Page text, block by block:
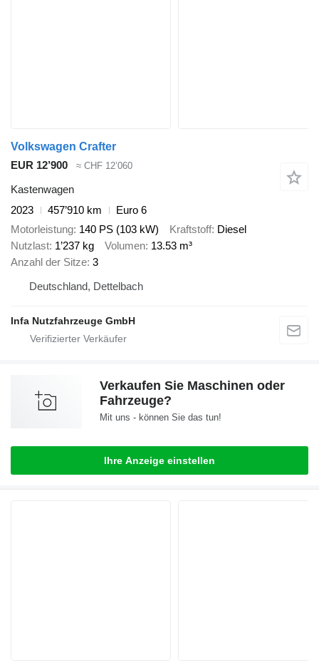
Volkswagen Crafter
EUR 12’900
≈ CHF 12’060
Kastenwagen
2023
457’910 km
Euro 6
Motorleistung 140 PS (103 kW) Kraftstoff Diesel
Nutzlast 1’237 kg Volumen 13.53 m³
Anzahl der Sitze 3
Deutschland, Dettelbach
Infa Nutzfahrzeuge GmbH
Verkaufen Sie Maschinen oder
Fahrzeuge?
Mit uns - können Sie das tun!
Ihre Anzeige einstellen